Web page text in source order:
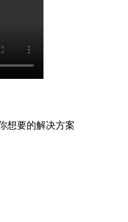
想要的解决方案